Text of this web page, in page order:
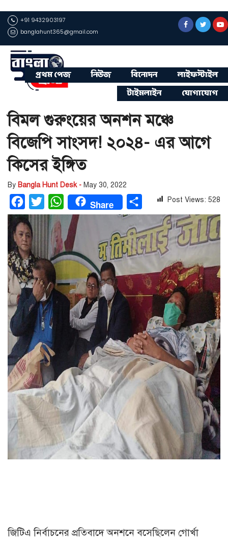
+91 9432903197
banglahunt365@gmail.com
প্রথম পেজ নিউজ বিনোদন
লাইফস্টাইল
টাইমলাইন
যোগাযোগ
বিমল গুরুংয়ের অনশন মঞ্চে
বিজেপি সাংসদ! ২০২৪- এর আগে
কিসের ইঙ্গিত
By Bangla Hunt Desk - May 30, 2022
Facebook
Twitter WhatsAppShare Share Post Views: 528
জিটিএ নির্বাচনের প্রতিবাদে অনশনে বসেছিলেন গোর্খা